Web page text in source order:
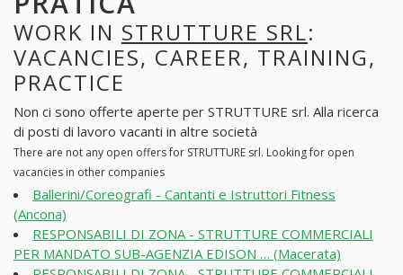
WORK IN STRUTTURE SRL:
VACANCIES, CAREER, TRAINING,
PRACTICE
Non ci sono offerte aperte per STRUTTURE srl. Alla ricerca
di posti di lavoro vacanti in altre società
There are not any open offers for STRUTTURE srl. Looking for open
vacancies in other companies
Ballerini/Coreografi - Cantanti e Istruttori Fitness
(Ancona)
RESPONSABILI DI ZONA - STRUTTURE COMMERCIALI
PER MANDATO SUB-AGENZIA EDISON … (Macerata)